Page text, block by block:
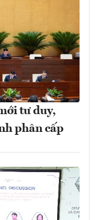
tư duy,
phân cấp